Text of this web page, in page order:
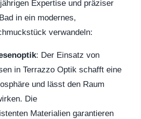
Expertise und präziser
in ein modernes,
verwandeln:
: Der Einsatz von
in Terrazzo Optik schafft eine
und lässt den Raum
Die
Materialien garantieren